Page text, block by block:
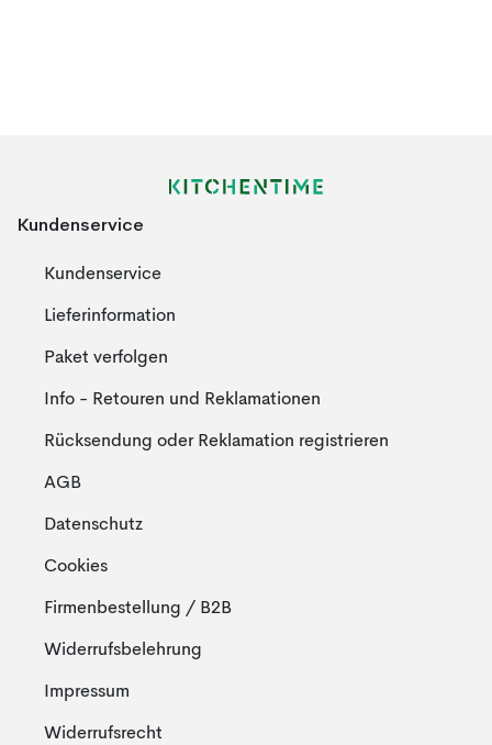
Kundenservice
Kundenservice
Lieferinformation
Paket verfolgen
Info - Retouren und Reklamationen
Rücksendung oder Reklamation registrieren
AGB
Datenschutz
Cookies
Firmenbestellung / B2B
Widerrufsbelehrung
Impressum
Widerrufsrecht